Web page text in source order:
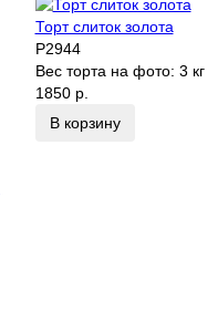
Торт слиток золота
P2944
Вес торта на фото: 3 кг
1850 р.
В корзину